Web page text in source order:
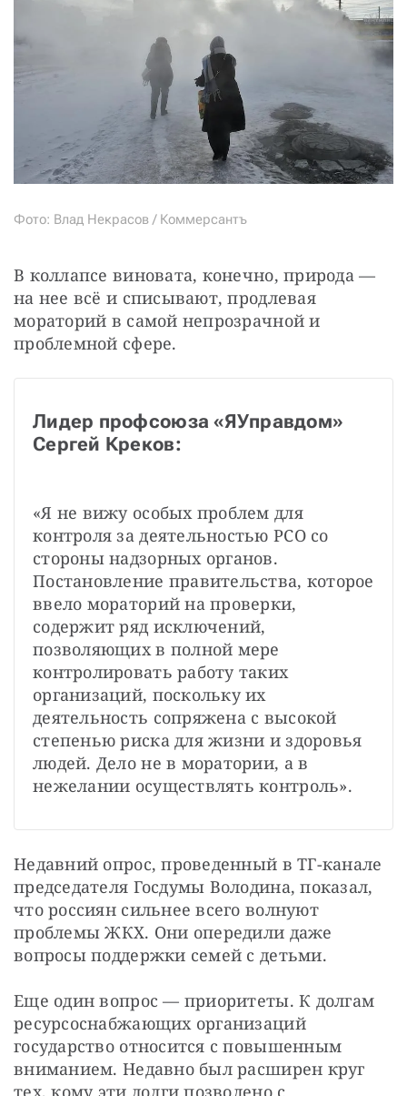
Фото: Влад Некрасов / Коммерсантъ
В коллапсе виновата, конечно, природа —
на нее всё и списывают, продлевая
мораторий в самой непрозрачной и
проблемной сфере.
Лидер профсоюза «ЯУправдом»
Сергей Креков:
«Я не вижу особых проблем для
контроля за деятельностью РСО со
стороны надзорных органов.
Постановление правительства, которое
ввело мораторий на проверки,
содержит ряд исключений,
позволяющих в полной мере
контролировать работу таких
организаций, поскольку их
деятельность сопряжена с высокой
степенью риска для жизни и здоровья
людей. Дело не в моратории, а в
нежелании осуществлять контроль».
Недавний опрос, проведенный в ТГ-канале
председателя Госдумы Володина, показал,
что россиян сильнее всего волнуют
проблемы ЖКХ. Они опередили даже
вопросы поддержки семей с детьми.
Еще один вопрос — приоритеты. К долгам
ресурсоснабжающих организаций
государство относится с повышенным
вниманием. Недавно был расширен круг
тех, кому эти долги позволено с